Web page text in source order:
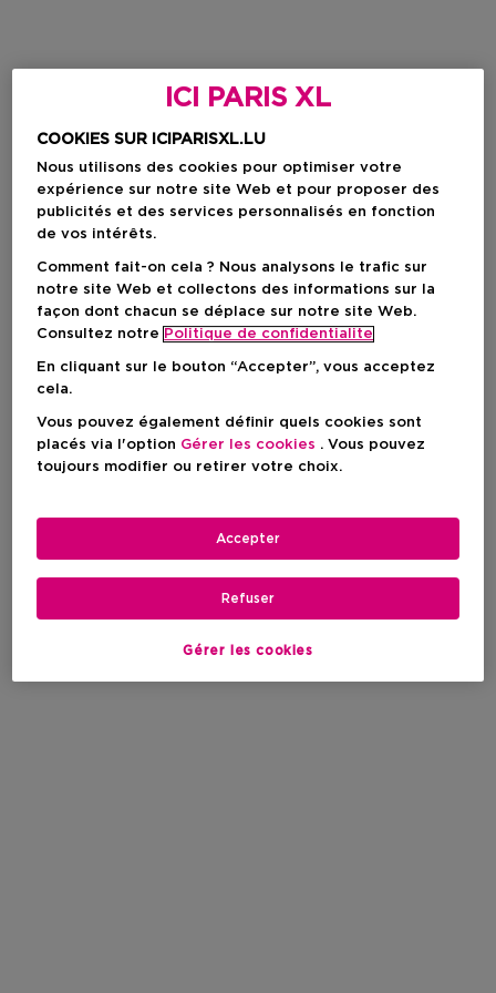
ICI PARIS XL
COOKIES SUR ICIPARISXL.LU
Nous utilisons des cookies pour optimiser votre
expérience sur notre site Web et pour proposer des
publicités et des services personnalisés en fonction
de vos intérêts.
Comment fait-on cela ? Nous analysons le trafic sur
notre site Web et collectons des informations sur la
façon dont chacun se déplace sur notre site Web.
Consultez notre Politique de confidentialite
En cliquant sur le bouton “Accepter”, vous acceptez
cela.
Vous pouvez également définir quels cookies sont
placés via l'option Gérer les cookies . Vous pouvez
toujours modifier ou retirer votre choix.
Gérer les cookies
Refuser
Accepter